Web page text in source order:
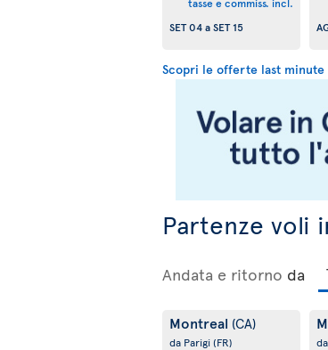
tasse e commiss. incl.
SET 04aSET 15
Scopri le offerte last minute
Partenze voli
Andata e ritorno da
Montreal (CA)
da Parigi(FR)